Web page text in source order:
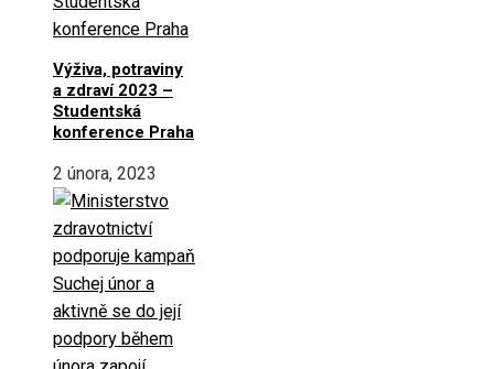
Výživa, potraviny
a zdraví 2023 –
Studentská
konference Praha
2 února, 2023